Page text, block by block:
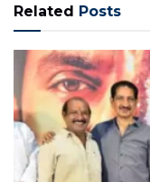
Related Posts